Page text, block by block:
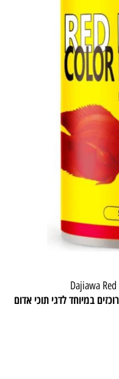
במיוחד לדגי תוכי אדום